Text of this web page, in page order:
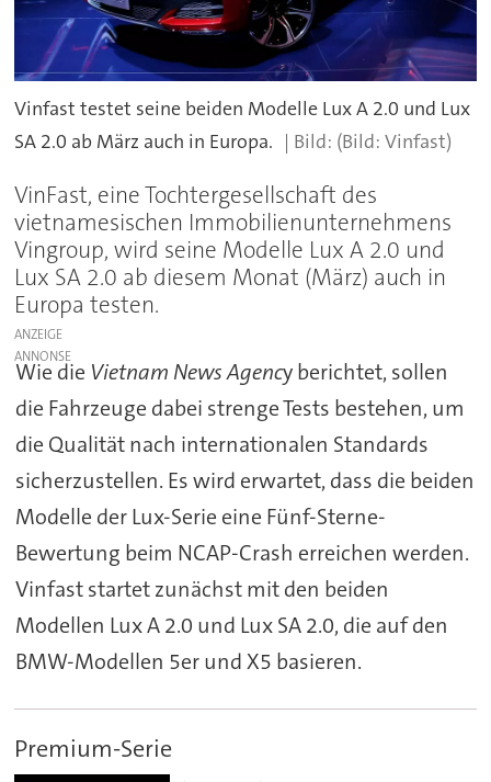
Vinfast testet seine beiden Modelle Lux A 2.0 und Lux
SA 2.0 ab März auch in Europa.
(Bild: Vinfast)
VinFast, eine Tochtergesellschaft des
vietnamesischen Immobilienunternehmens
Vingroup, wird seine Modelle Lux A 2.0 und
Lux SA 2.0 ab diesem Monat (März) auch in
Europa testen.
ANZEIGE
Wie die Vietnam News Agency berichtet, sollen
die Fahrzeuge dabei strenge Tests bestehen, um
die Qualität nach internationalen Standards
sicherzustellen. Es wird erwartet, dass die beiden
Modelle der Lux-Serie eine Fünf-Sterne-
Bewertung beim NCAP-Crash erreichen werden.
Vinfast startet zunächst mit den beiden
Modellen Lux A 2.0 und Lux SA 2.0, die auf den
BMW-Modellen 5er und X5 basieren.
Premium-Serie